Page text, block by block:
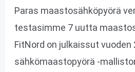
Paras maastosähköpyörä
testasimme 7 uutta
FitNord on julkaissut vuoden
sähkömaastopyörä -